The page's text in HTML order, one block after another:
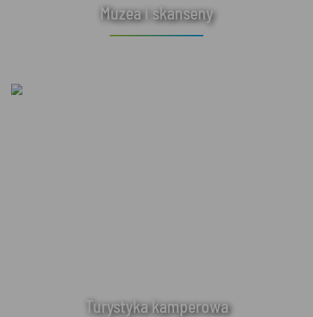
Muzea i skanseny
Turystyka kamperowa